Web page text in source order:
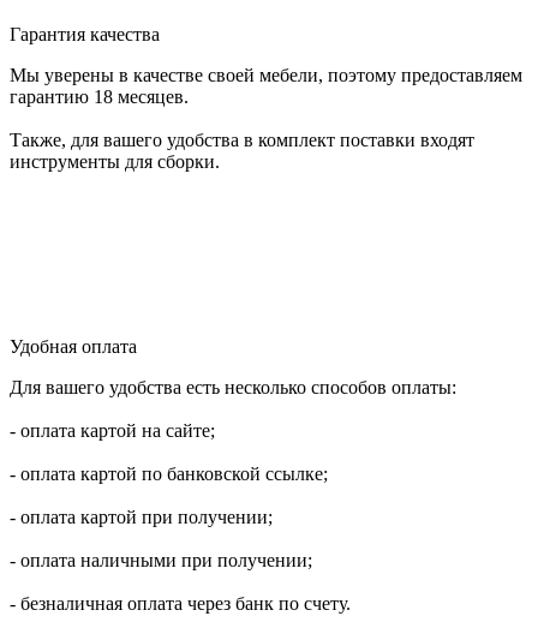
Гарантия качества
Мы уверены в качестве своей мебели, поэтому предоставляем
гарантию 18 месяцев.
Также, для вашего удобства в комплект поставки входят
инструменты для сборки.
Удобная оплата
Для вашего удобства есть несколько способов оплаты:
- оплата картой на сайте;
- оплата картой по банковской ссылке;
- оплата картой при получении;
- оплата наличными при получении;
- безналичная оплата через банк по счету.